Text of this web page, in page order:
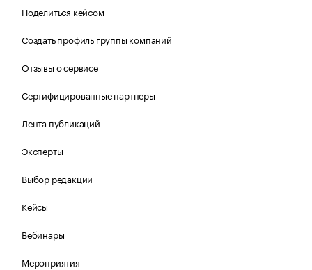
Поделиться кейсом
Создать профиль группы компаний
Отзывы о сервисе
Сертифицированные партнеры
Лента публикаций
Эксперты
Выбор редакции
Кейсы
Вебинары
Мероприятия